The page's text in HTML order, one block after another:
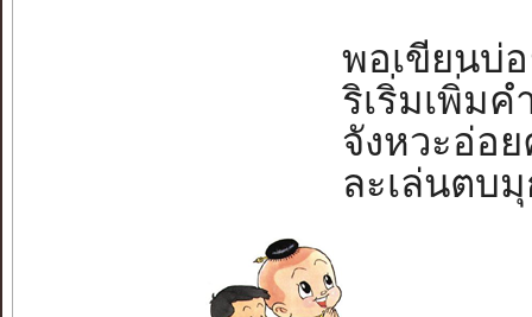
พอเขียนบ่
ริเริ่มเพิ่มค
จังหวะอ่อ
ละเล่นตบ